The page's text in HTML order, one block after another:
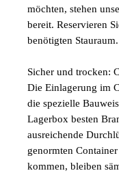
möchten, stehen
bereit. Reservieren
benötigten Stauraum.
Sicher und trocken:
Die Einlagerung im
die spezielle
Lagerbox besten
ausreichende
genormten
kommen, bleiben